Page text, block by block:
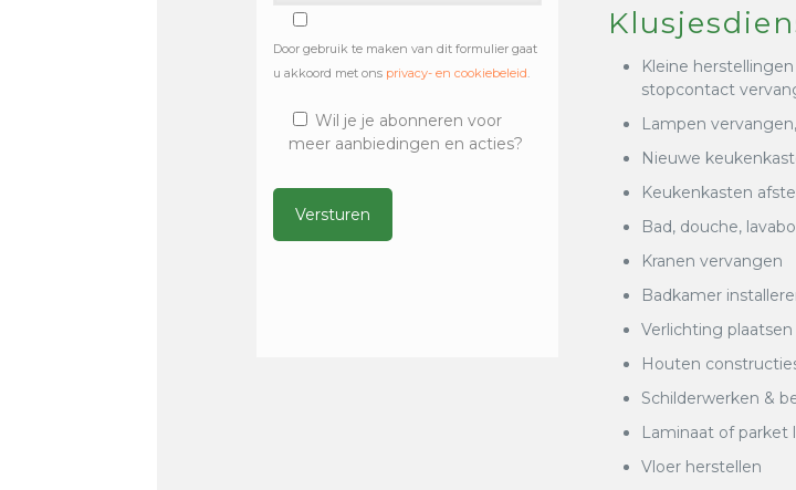
Door gebruik te maken van dit formulier gaat
u akkoord met ons privacy- en cookiebeleid.
Wil je je abonneren voor
meer aanbiedingen en acties?
Kleine
stopcontact
Lampen
Nieuwe
Keukenkasten
Bad, douche,
Kranen vervangen
Badkamer
Verlichting plaatsen
Houten
Schilderwerken &
Laminaat of parket
Vloer herstellen